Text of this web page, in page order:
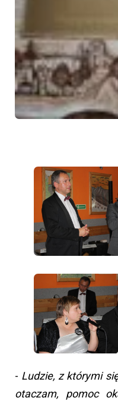
- Ludzie, z którymi
otaczam, pomoc